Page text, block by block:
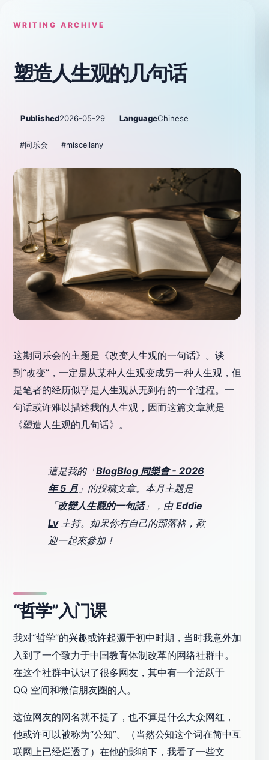
WRITING ARCHIVE
塑造人生观的几句话
Published2026-05-29 LanguageChinese
#同乐会 #miscellany
这期同乐会的主题是《改变人生观的一句话》。谈
到“改变”，一定是从某种人生观变成另一种人生观，但
是笔者的经历似乎是人生观从无到有的一个过程。一
句话或许难以描述我的人生观，因而这篇文章就是
《塑造人生观的几句话》。
這是我的「BlogBlog 同樂會 - 2026
年 5 月」的投稿文章。本月主題是
「改變人生觀的一句話」，由 Eddie
Lv主持。如果你有自己的部落格，歡
迎一起來參加！
“哲学”入门课
我对“哲学”的兴趣或许起源于初中时期，当时我意外加
入到了一个致力于中国教育体制改革的网络社群中。
在这个社群中认识了很多网友，其中有一个活跃于
QQ 空间和微信朋友圈的人。
这位网友的网名就不提了，也不算是什么大众网红，
他或许可以被称为“公知”。（当然公知这个词在简中互
联网上已经烂透了）在他的影响下，我看了一些文